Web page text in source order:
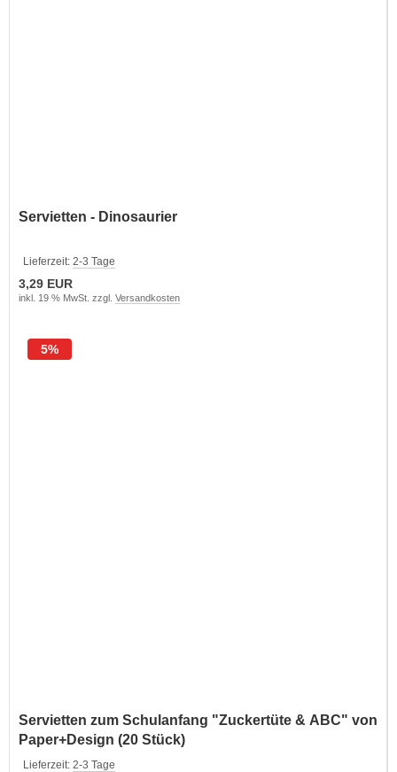
Servietten - Dinosaurier
Lieferzeit: 2-3 Tage
3,29 EUR
inkl. 19 % MwSt. zzgl. Versandkosten
Servietten zum Schulanfang "Zuckertüte & ABC" von
Paper+Design (20 Stück)
Lieferzeit: 2-3 Tage
5%